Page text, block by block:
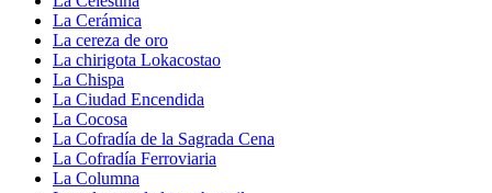
La Cerámica
La cereza de oro
La chirigota Lokacostao
La Chispa
La Ciudad Encendida
La Cocosa
La Cofradía de la Sagrada Cena
La Cofradía Ferroviaria
La Columna